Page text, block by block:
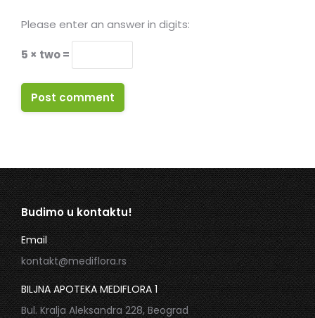
Please enter an answer in digits:
5 × two =
Post comment
Budimo u kontaktu!
Email
kontakt@mediflora.rs
BILJNA APOTEKA MEDIFLORA 1
Bul. Kralja Aleksandra 228, Beograd